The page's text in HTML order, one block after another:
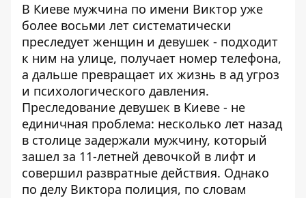
В Киеве мужчина по имени Виктор уже
более восьми лет систематически
преследует женщин и девушек - подходит
к ним на улице, получает номер телефона,
а дальше превращает их жизнь в ад угроз
и психологического давления.
Преследование девушек в Киеве - не
единичная проблема: несколько лет назад
в столице задержали мужчину, который
зашел за 11-летней девочкой в ​​лифт и
совершил развратные действия. Однако
по делу Виктора полиция, по словам